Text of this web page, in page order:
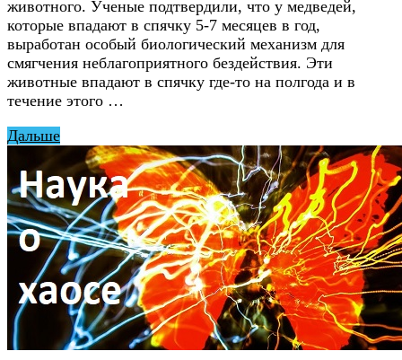
животного. Ученые подтвердили, что у медведей,
которые впадают в спячку 5-7 месяцев в год,
выработан особый биологический механизм для
смягчения неблагоприятного бездействия. Эти
животные впадают в спячку где-то на полгода и в
течение этого …
Дальше